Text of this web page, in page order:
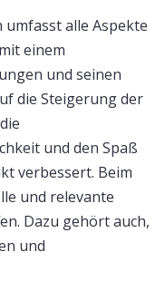
umfasst alle Aspekte
einem
und seinen
die Steigerung der
und den Spaß
verbessert. Beim
und relevante
Dazu gehört auch,
und